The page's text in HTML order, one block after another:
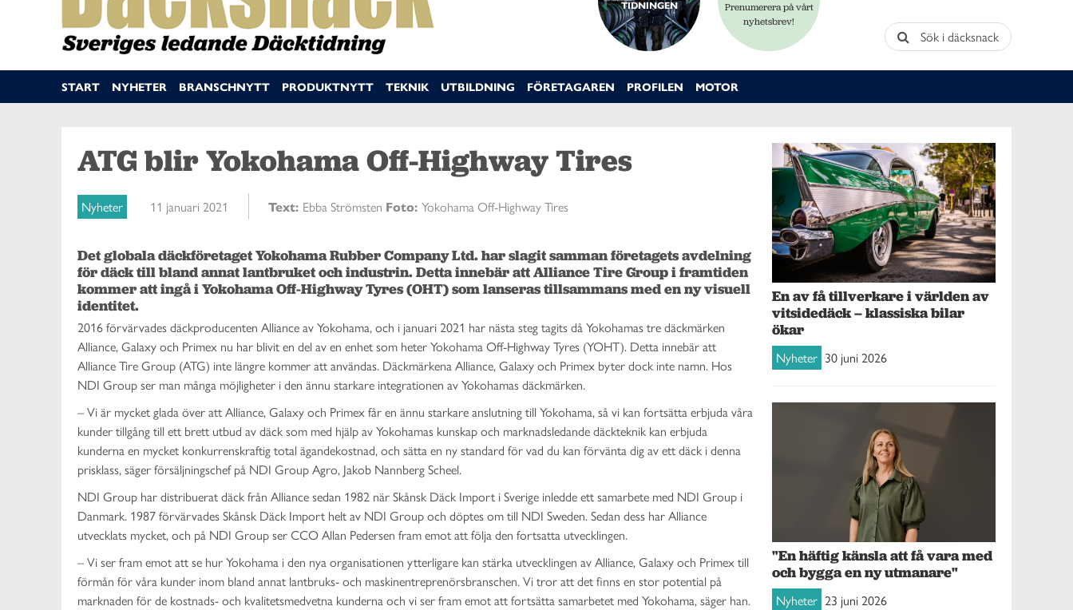
TIDNINGEN
Prenumerera på vårt
nyhetsbrev!
Sök i däcksnack
START NYHETER BRANSCHNYTT PRODUKTNYTT TEKNIK UTBILDNING FÖRETAGAREN PROFILEN MOTOR
ATG blir Yokohama Off-Highway Tires
Nyheter 11 januari 2021 Text: Ebba Strömsten Foto: Yokohama Off-Highway Tires
Det globala däckföretaget Yokohama Rubber Company Ltd. har slagit samman företagets avdelning
för däck till bland annat lantbruket och industrin. Detta innebär att Alliance Tire Group i framtiden
kommer att ingå i Yokohama Off-Highway Tyres (OHT) som lanseras tillsammans med en ny visuell
identitet.
2016 förvärvades däckproducenten Alliance av Yokohama, och i januari 2021 har nästa steg tagits då Yokohamas tre däckmärken
Alliance, Galaxy och Primex nu har blivit en del av en enhet som heter Yokohama Off-Highway Tyres (YOHT). Detta innebär att
Alliance Tire Group (ATG) inte längre kommer att användas. Däckmärkena Alliance, Galaxy och Primex byter dock inte namn. Hos
NDI Group ser man många möjligheter i den ännu starkare integrationen av Yokohamas däckmärken.
–Vi är mycket glada över att Alliance, Galaxy och Primex får en ännu starkare anslutning till Yokohama, så vi kan fortsätta erbjuda våra
kunder tillgång till ett brett utbud av däck som med hjälp av Yokohamas kunskap och marknadsledande däckteknik kan erbjuda
kunderna en mycket konkurrenskraftig total ägandekostnad, och sätta en ny standard för vad du kan förvänta dig av ett däck i denna
prisklass, säger försäljningschef på NDI Group Agro, Jakob Nannberg Scheel.
NDI Group har distribuerat däck från Alliance sedan 1982 när Skånsk Däck Import i Sverige inledde ett samarbete med NDI Group i
Danmark. 1987 förvärvades Skånsk Däck Import helt av NDI Group och döptes om till NDI Sweden. Sedan dess har Alliance
utvecklats mycket, och på NDI Group ser CCO Allan Pedersen fram emot att följa den fortsatta utvecklingen.
– Vi ser fram emot att se hur Yokohama i den nya organisationen ytterligare kan stärka utvecklingen av Alliance, Galaxy och Primex till
förmån för våra kunder inom bland annat lantbruks- och maskinentreprenörsbranschen. Vi tror att det finns en stor potential på
marknaden för de kostnads- och kvalitetsmedvetna kunderna och vi ser fram emot att fortsätta samarbetet med Yokohama, säger han.
En av få tillverkare i världen av
vitsidedäck – klassiska bilar
ökar
Nyheter 30 juni 2026
"En häftig känsla att få vara med
och bygga en ny utmanare"
Nyheter 23 juni 2026